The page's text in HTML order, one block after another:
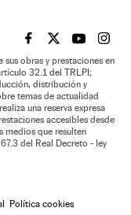
EL PAÍS BRASIL EN
EL PAÍSEL PAÍS
EL
sus obras y prestaciones en
32.1 del TRLPI;
distribución y
temas de actualidad
una reserva expresa
accesibles desde
medios que resulten
del Real Decreto - ley
Política cookies